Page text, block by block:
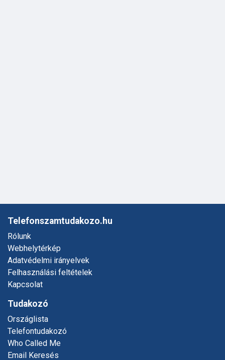
Telefonszamtudakozo.hu
Rólunk
Webhelytérkép
Adatvédelmi irányelvek
Felhasználási feltételek
Kapcsolat
Tudakozó
Országlista
Telefontudakozó
Who Called Me
Email Keresés